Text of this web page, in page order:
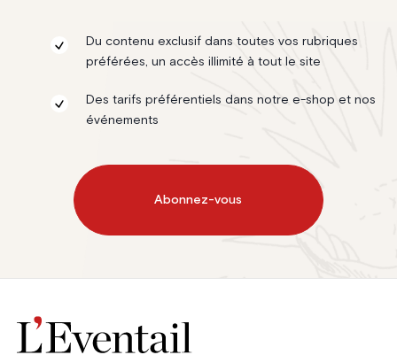
Du contenu exclusif dans toutes vos rubriques
préférées, un accès illimité à tout le site
Des tarifs préférentiels dans notre e-shop et nos
événements
Abonnez-vous